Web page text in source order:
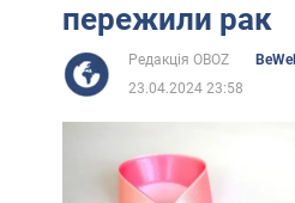
Африка
пережили рак
Редакція OBOZ
BeWell
23.04.2024 23:58